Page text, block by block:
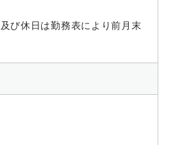
び休日は勤務表により前月末